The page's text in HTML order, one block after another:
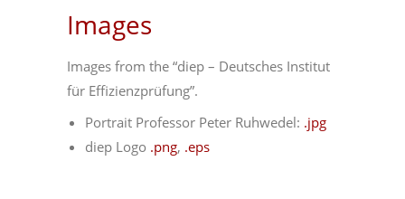
Images
Images from the “diep – Deutsches Institut
für Effizienzprüfung”.
Portrait Professor Peter Ruhwedel: .jpg
diep Logo .png, .eps